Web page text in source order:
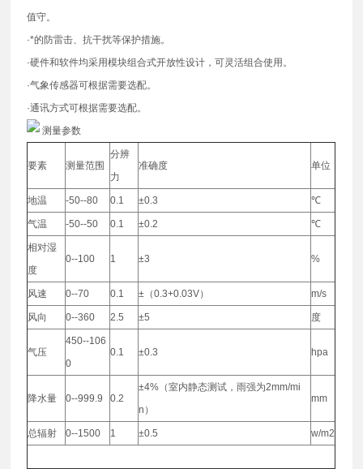
值守。
·*的防雷击、抗干扰等保护措施。
·硬件和软件均采用模块组合式开放性设计，可灵活组合使用。
·气象传感器可根据需要选配。
·通讯方式可根据需要选配。
测量参数
要素 测量范围
分辨
力
准确度 单位
地温 -50--80 0.1 ±0.3 ℃
气温 -50--50 0.1 ±0.2 ℃
相对湿
度
0--100 1 ±3 %
风速 0--70 0.1 ±（0.3+0.03V） m/s
风向 0--360 2.5 ±5 度
气压
450--106
0
0.1 ±0.3 hpa
降水量 0--999.9 0.2
±4%（室内静态测试，雨强为2mm/mi
n）
mm
总辐射 0--1500 1 ±0.5 w/m2